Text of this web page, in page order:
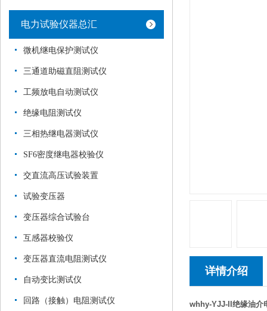
电力试验仪器总汇
微机继电保护测试仪
三通道助磁直阻测试仪
工频放电自动测试仪
绝缘电阻测试仪
三相热继电器测试仪
SF6密度继电器校验仪
交直流高压试验装置
试验变压器
变压器综合试验台
互感器校验仪
变压器直流电阻测试仪
自动变比测试仪
回路（接触）电阻测试仪
详情介绍
whhy-YJJ-II绝缘油介